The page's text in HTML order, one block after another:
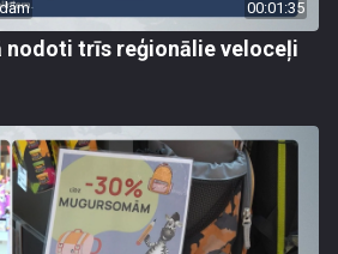
00:01:35
nodoti trīs reģionālie veloceļi